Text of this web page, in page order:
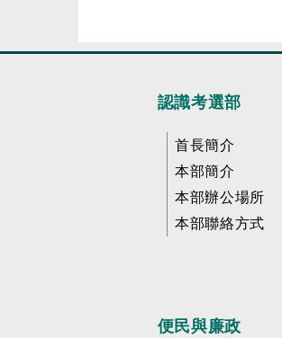
認識考選部
首長簡介
本部簡介
本部辦公場所
本部聯絡方式
便民與廉政